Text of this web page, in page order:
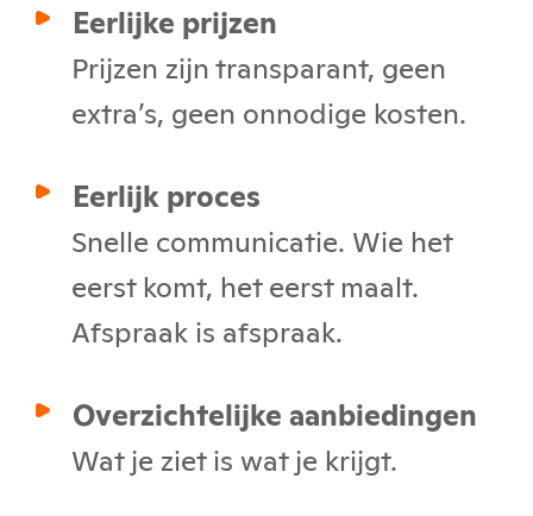
Eerlijke prijzen
Prijzen zijn transparant, geen
extra’s, geen onnodige kosten.
Eerlijk proces
Snelle communicatie. Wie het
eerst komt, het eerst maalt.
Afspraak is afspraak.
Overzichtelijke aanbiedingen
Wat je ziet is wat je krijgt.